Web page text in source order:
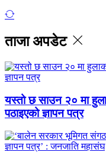
ताजा अपडेट
यस्तो छ साउन २० मा
पठाइएको ज्ञापन पत्र